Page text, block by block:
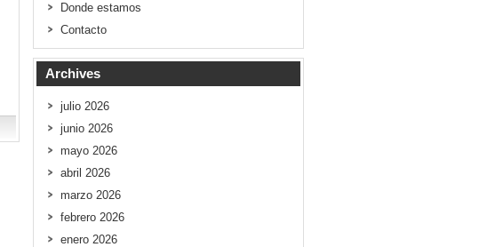
Donde estamos
Contacto
Archives
julio 2026
junio 2026
mayo 2026
abril 2026
marzo 2026
febrero 2026
enero 2026